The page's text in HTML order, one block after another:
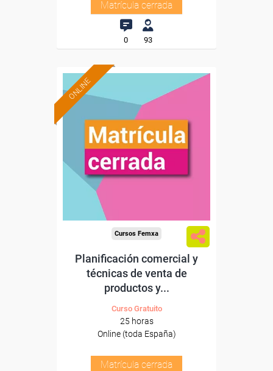
Matrícula cerrada
0 93
ONLINE
Cursos Femxa
Planificación comercial y
técnicas de venta de
productos y...
Curso Gratuito
25 horas
Online (toda España)
Matrícula cerrada